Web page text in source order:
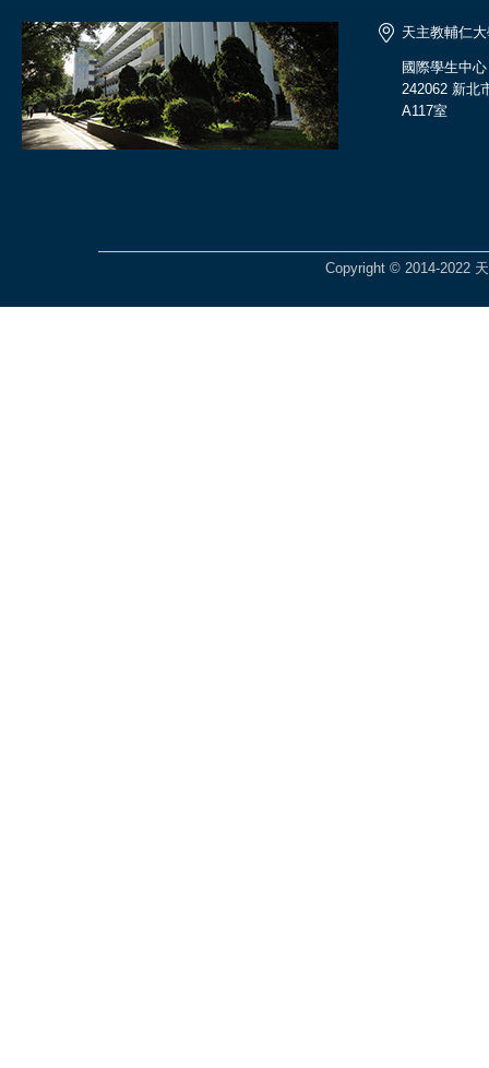
天主教輔仁
國際學生中心
242062 新北
A117室
Copyright © 2014-2022